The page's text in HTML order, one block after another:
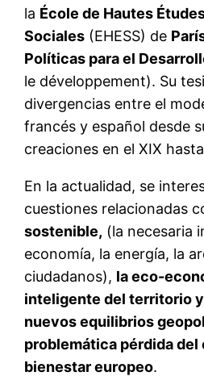
la École de Hautes
Sociales (EHESS) de
Políticas para el
le développement). Su
divergencias entre el
francés y español desde
creaciones en el XIX
En la actualidad, se
cuestiones relacionadas
sostenible, (la necesaria
economía, la energía, la
ciudadanos), la eco-
inteligente del territorio
nuevos equilibrios
problemática pérdida del
bienestar europeo.